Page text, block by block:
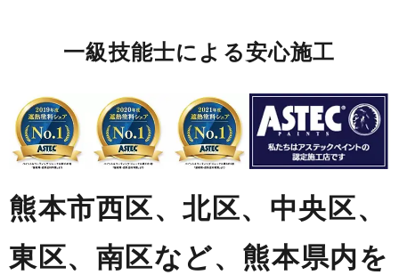
一級技能士による安心施工
熊本市西区、北区、中央区、
東区、南区など、 熊本県内を